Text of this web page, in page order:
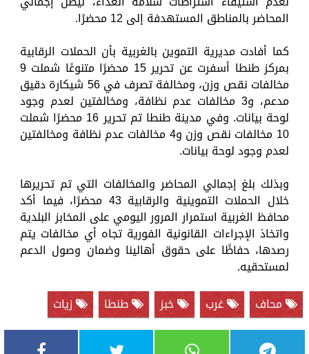
المحاضر بالمناطق المستهدفة إلى 12 محضرًا.
كما أفادت مديرية التموين بالغربية بأن الحملات الرقابية
بمركز طنطا أسفرت عن تحرير 15 محضرًا متنوعًا شملت 9
مخالفات نقص وزن، ومخالفة تصرف في 56 شيكارة دقيق
مدعم، و3 مخالفات عدم نظافة، ومخالفتين لعدم وجود
لوحة بيانات. وفي مدينة طنطا تم تحرير 16 محضرًا شملت
10 مخالفات نقص وزن و4 مخالفات عدم نظافة ومخالفتين
لعدم وجود لوحة بيانات.
وبذلك بلغ إجمالي المحاضر والمخالفات التي تم تحريرها
خلال الحملات التموينية والرقابية 43 محضرًا، فيما أكد
محافظ الغربية استمرار المرور اليومي على المخابز البلدية
واتخاذ الإجراءات القانونية الفورية تجاه أي مخالفات يتم
رصدها، حفاظًا على حقوق أهالينا وضمان وصول الدعم
لمستحقيه.
محاف
غرب خبز طنطا زيات